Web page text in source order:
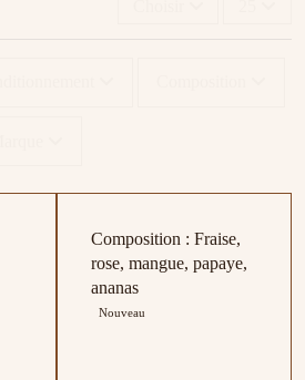
Composition : Fraise,
rose, mangue, papaye,
ananas
Nouveau